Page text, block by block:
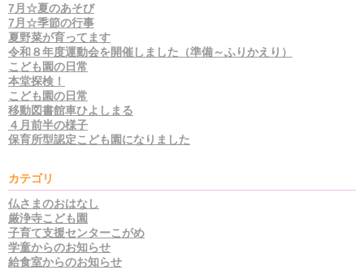
7月☆夏のあそび
7月☆季節の行事
夏野菜が育ってます
令和８年度運動会を開催しました（準備～ふりかえり）
こども園の日常
本堂探検！
こども園の日常
移動図書館車ひよしまる
４月前半の様子
保育所型認定こども園になりました
カテゴリ
仏さまのおはなし
厳浄寺こども園
子育て支援センターこがめ
学童からのお知らせ
給食室からのお知らせ